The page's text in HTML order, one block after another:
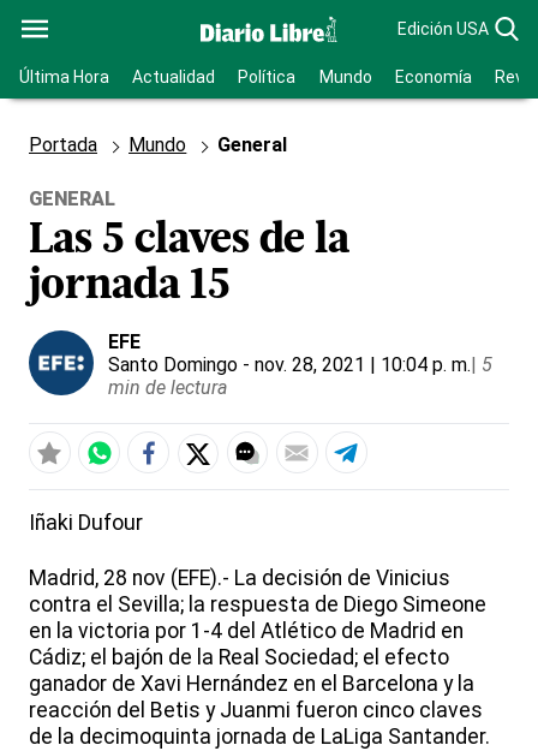
Edición USA
Última Hora Actualidad Política Mundo Economía
Portada Mundo General
GENERAL
Las 5 claves de la
jornada 15
EFE
Santo Domingo - nov. 28, 2021 | 10:04 p. m.| 5
min de lectura
Iñaki Dufour
Madrid, 28 nov (EFE).- La decisión de Vinicius
contra el Sevilla; la respuesta de Diego Simeone
en la victoria por 1-4 del Atlético de Madrid en
Cádiz; el bajón de la Real Sociedad; el efecto
ganador de Xavi Hernández en el Barcelona y la
reacción del Betis y Juanmi fueron cinco claves
de la decimoquinta jornada de LaLiga Santander.